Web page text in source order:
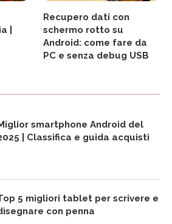
|
Recupero dati con
schermo rotto su
Android: come fare da
PC e senza debug USB
smartphone Android del
| Classifica e guida acquisti
5 migliori tablet per scrivere e
con penna